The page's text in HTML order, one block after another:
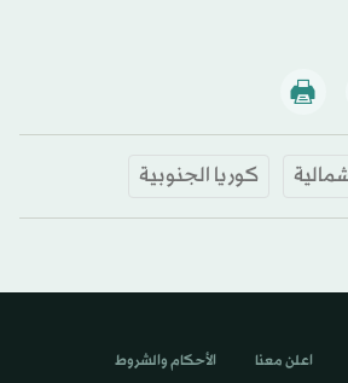
كوريا الجنوبية
اعلن معنا الأحكام والشروط